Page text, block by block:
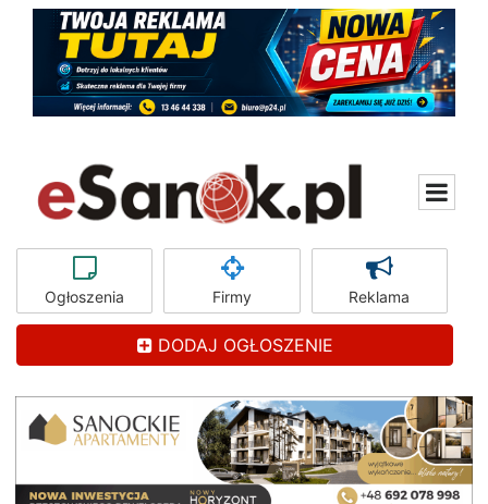
Ogłoszenia Firmy Reklama
DODAJ OGŁOSZENIE